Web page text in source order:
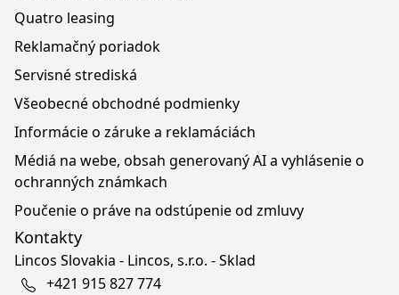
Quatro leasing
Reklamačný poriadok
Servisné strediská
Všeobecné obchodné podmienky
Informácie o záruke a reklamáciách
Médiá na webe, obsah generovaný AI a vyhlásenie o
ochranných známkach
Poučenie o práve na odstúpenie od zmluvy
Kontakty
Lincos Slovakia - Lincos, s.r.o. - Sklad
+421 915 827 774